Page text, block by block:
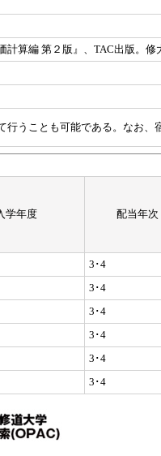
算編 第２版』、TAC出版。修
うことも可能である。なお、
学年度 配当年次
3･4
3･4
3･4
3･4
3･4
3･4